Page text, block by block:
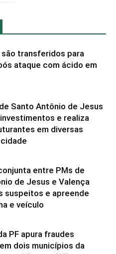
são transferidos para
ataque com ácido em
Santo Antônio de Jesus
e realiza
em diversas
entre PMs de
de Jesus e Valença
suspeitos e apreende
e veículo
PF apura fraudes
dois municípios da